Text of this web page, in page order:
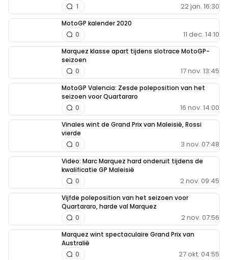
22 jan. 16:30
1
MotoGP kalender 2020
11 dec. 14:10
0
Marquez klasse apart tijdens slotrace MotoGP-
seizoen
17 nov. 13:45
0
MotoGP Valencia: Zesde poleposition van het
seizoen voor Quartararo
16 nov. 14:00
0
Vinales wint de Grand Prix van Maleisië, Rossi
vierde
3 nov. 07:48
0
Video: Marc Marquez hard onderuit tijdens de
kwalificatie GP Maleisië
2 nov. 09:45
0
Vijfde poleposition van het seizoen voor
Quartararo, harde val Marquez
2 nov. 07:56
0
Marquez wint spectaculaire Grand Prix van
Australië
27 okt. 04:55
0